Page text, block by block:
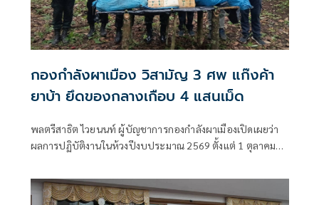
กองกำลังผาเมือง วิสามัญ 3 ศพ แก๊งค้า
ยาบ้า ยึดของกลางเกือบ 4 แสนเม็ด
พลตรีสาธิต ไวยนนท์ ผู้บัญชาการกองกำลังผาเมืองเปิดเผยว่า
ผลการปฏิบัติงานในห้วงปีงบประมาณ 2569 ตั้งแต่ 1 ตุลาคม
สูงกว่าช่วงเดียวกันของปีก่อน จับกุมผู้ต้องหาได้ 428 คน